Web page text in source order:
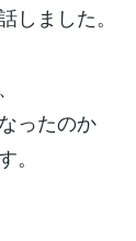
しました。
ったのか
。